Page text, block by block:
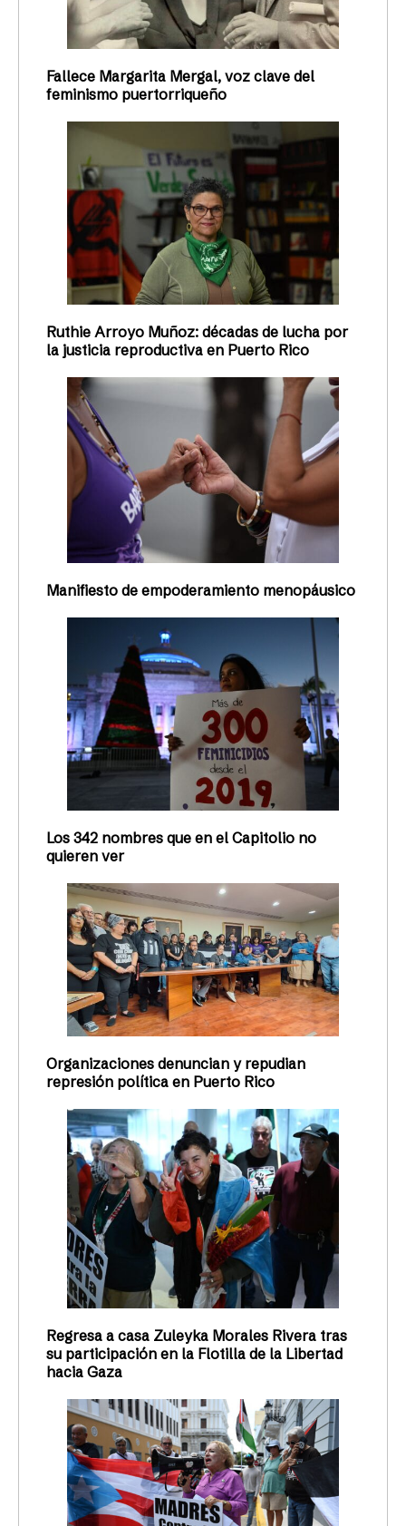
Fallece Margarita Mergal, voz clave del
feminismo puertorriqueño
Ruthie Arroyo Muñoz: décadas de lucha por
la justicia reproductiva en Puerto Rico
Manifiesto de empoderamiento menopáusico
Los 342 nombres que en el Capitolio no
quieren ver
Organizaciones denuncian y repudian
represión política en Puerto Rico
Regresa a casa Zuleyka Morales Rivera tras
su participación en la Flotilla de la Libertad
hacia Gaza